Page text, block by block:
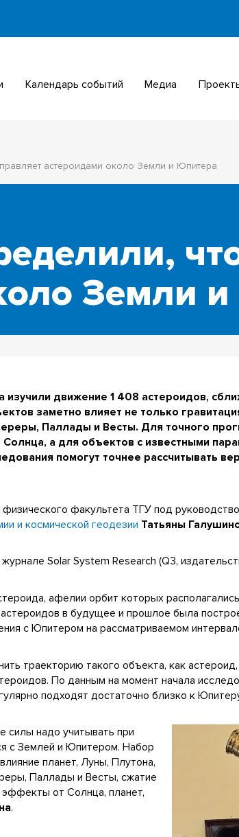
Календарь событий Медиа
астероидами около Земли и Юпитера
Земли
изучили движение 1 408 астероидов,
заметно влияет не только
Паллады и Весты. Для точного
а для объектов с известными
помогут точнее рассчитывать
факультета ТГУ под
и космической геодезии Татьяны
Solar System Research (Q3,
афелии орбит которых
в будущее и прошлое была
с Юпитером на рассматриваемом
траекторию такого объекта, как
По данным на момент начала
подходят достаточно близко к
силы надо учитывать при
с Землей и Юпитером. Набор
планет, Луны, Плутона,
Паллады и Весты, сжатие
от Солнца, планет,
.